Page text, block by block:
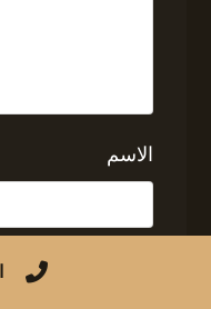
الاسم
البريد الإلكتروني